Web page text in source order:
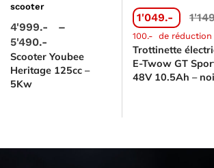
scooter
4'999.-
–
5'490.-
Scooter Youbee
Heritage 125cc –
5Kw
1'049.-
100.- de réduction
Trottinette
E-Twow GT
48V 10.5Ah –